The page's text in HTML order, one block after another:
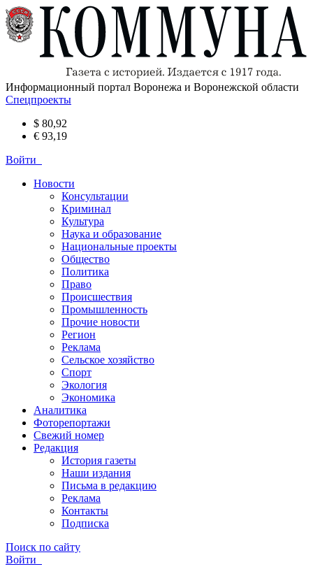
Информационный портал Воронежа и Воронежской области
Спецпроекты
$ 80,92
€ 93,19
Войти
Новости
Консультации
Криминал
Культура
Наука и образование
Национальные проекты
Общество
Политика
Право
Происшествия
Промышленность
Прочие новости
Регион
Реклама
Сельское хозяйство
Спорт
Экология
Экономика
Аналитика
Фоторепортажи
Свежий номер
Редакция
История газеты
Наши издания
Письма в редакцию
Реклама
Контакты
Подписка
Поиск по сайту
Войти